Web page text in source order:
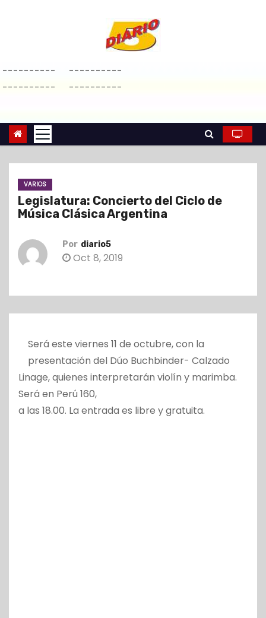
a
r
l
----------
----------
----------
----------
VARIOS
Legislatura: Concierto del Ciclo de
Música Clásica Argentina
Por diario5
Oct 8, 2019
Será este viernes 11 de octubre, con la
presentación del Dúo Buchbinder- Calzado
Linage, quienes interpretarán violín y marimba.
Será en Perú 160,
a las 18.00. La entrada es libre y gratuita.